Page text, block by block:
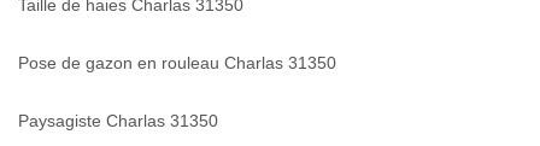
Taille de haies Charlas 31350
Pose de gazon en rouleau Charlas 31350
Paysagiste Charlas 31350